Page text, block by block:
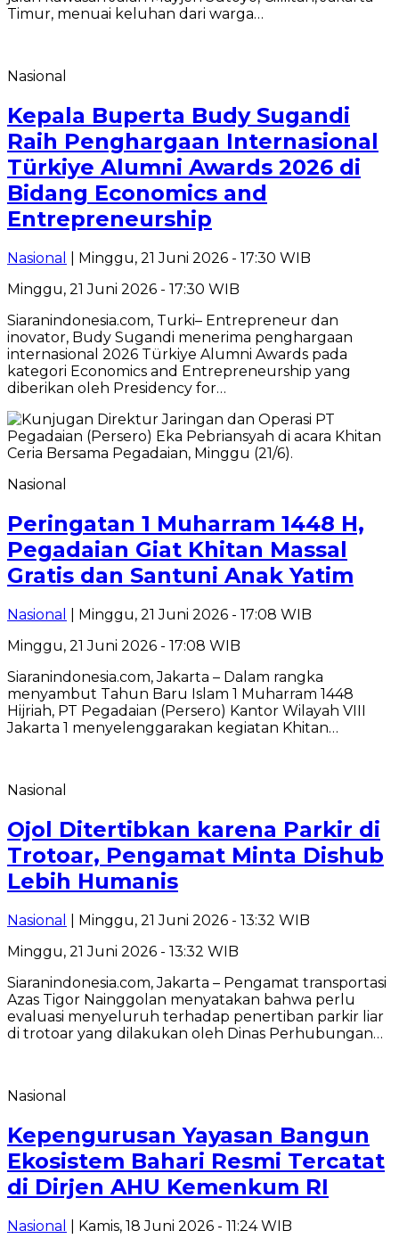
Timur, menuai keluhan dari warga…
Nasional
Kepala Buperta Budy Sugandi
Raih Penghargaan Internasional
Türkiye Alumni Awards 2026 di
Bidang Economics and
Entrepreneurship
Nasional
| Minggu, 21 Juni 2026 - 17:30 WIB
Minggu, 21 Juni 2026 - 17:30 WIB
Siaranindonesia.com, Turki– Entrepreneur dan
inovator, Budy Sugandi menerima penghargaan
internasional 2026 Türkiye Alumni Awards pada
kategori Economics and Entrepreneurship yang
diberikan oleh Presidency for…
Nasional
Peringatan 1 Muharram 1448 H,
Pegadaian Giat Khitan Massal
Gratis dan Santuni Anak Yatim
Nasional
| Minggu, 21 Juni 2026 - 17:08 WIB
Minggu, 21 Juni 2026 - 17:08 WIB
Siaranindonesia.com, Jakarta – Dalam rangka
menyambut Tahun Baru Islam 1 Muharram 1448
Hijriah, PT Pegadaian (Persero) Kantor Wilayah VIII
Jakarta 1 menyelenggarakan kegiatan Khitan…
Nasional
Ojol Ditertibkan karena Parkir di
Trotoar, Pengamat Minta Dishub
Lebih Humanis
Nasional
| Minggu, 21 Juni 2026 - 13:32 WIB
Minggu, 21 Juni 2026 - 13:32 WIB
Siaranindonesia.com, Jakarta – Pengamat transportasi
Azas Tigor Nainggolan menyatakan bahwa perlu
evaluasi menyeluruh terhadap penertiban parkir liar
di trotoar yang dilakukan oleh Dinas Perhubungan…
Nasional
Kepengurusan Yayasan Bangun
Ekosistem Bahari Resmi Tercatat
di Dirjen AHU Kemenkum RI
Nasional
| Kamis, 18 Juni 2026 - 11:24 WIB